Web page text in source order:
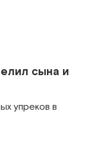
сына и
упреков в